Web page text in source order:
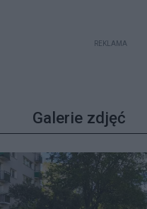
REKLAMA
Galerie zdjęć